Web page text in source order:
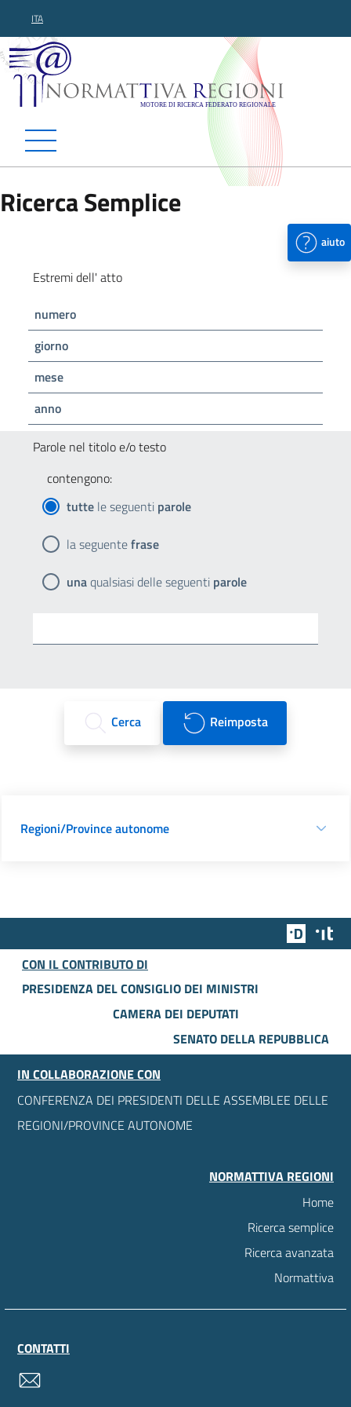
ITA
Normattiva Regioni -
Ricerca Semplice
aiuto
Estremi dell' atto
numero
giorno
mese
anno
Parole nel titolo e/o testo
contengono:
tutte le seguenti parole
la seguentefrase
unaqualsiasi delle seguenti parole
Cerca Reimposta
Regioni/Province autonome
Team
CON IL CONTRIBUTO DI
PRESIDENZA DEL CONSIGLIO DEI MINISTRI
CAMERA DEI DEPUTATI
SENATO DELLA REPUBBLICA
IN COLLABORAZIONE CON
CONFERENZA DEI PRESIDENTI DELLE ASSEMBLEE DELLE
REGIONI/PROVINCE AUTONOME
NORMATTIVA REGIONI
Home
Ricerca semplice
Ricerca avanzata
Normattiva
CONTATTI